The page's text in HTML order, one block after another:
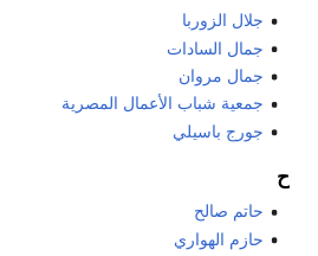
جلال الزوربا
جمال السادات
جمال مروان
جمعية شباب الأعمال المصرية
جورج باسيلي
ح
حاتم صالح
حازم الهواري